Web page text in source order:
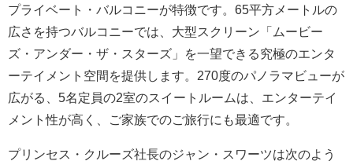
プライベート・バルコニーが特徴です。65平方メートルの
広さを持つバルコニーでは、大型スクリーン「ムービー
ズ・アンダー・ザ・スターズ」を一望できる究極のエンタ
ーテイメント空間を提供します。270度のパノラマビューが
広がる、5名定員の2室のスイートルームは、エンターテイ
メント性が高く、ご家族でのご旅行にも最適です。
プリンセス・クルーズ社長のジャン・スワーツは次のよう